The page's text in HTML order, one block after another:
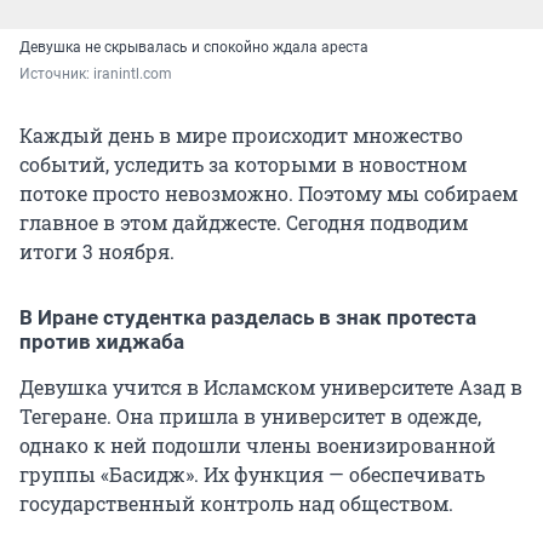
Девушка не скрывалась и спокойно ждала ареста
Источник: iranintl.com
Каждый день в мире происходит множество
событий, уследить за которыми в новостном
потоке просто невозможно. Поэтому мы собираем
главное в этом дайджесте. Сегодня подводим
итоги 3 ноября.
В Иране студентка разделась в знак протеста
против хиджаба
Девушка учится в Исламском университете Азад в
Тегеране. Она пришла в университет в одежде,
однако к ней подошли члены военизированной
группы «Басидж». Их функция — обеспечивать
государственный контроль над обществом.